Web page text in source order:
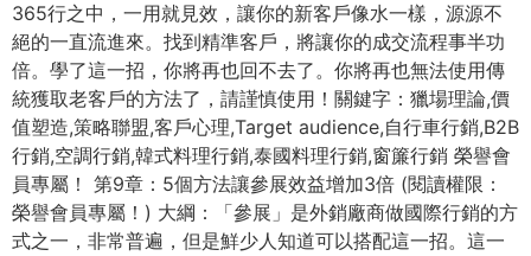
365行之中，一用就見效，讓你的新客戶像水一樣，源源不
絕的一直流進來。找到精準客戶，將讓你的成交流程事半功
倍。學了這一招，你將再也回不去了。你將再也無法使用傳
統獲取老客戶的方法了，請謹慎使用！關鍵字：獵場理論,價
值塑造,策略聯盟,客戶心理,Target audience,自行車行銷,B2B
行銷,空調行銷,韓式料理行銷,泰國料理行銷,窗簾行銷 榮譽會
員專屬！ 第9章：5個方法讓參展效益增加3倍 (閱讀權限：
榮譽會員專屬！) 大綱：「參展」是外銷廠商做國際行銷的方
式之一，非常普遍，但是鮮少人知道可以搭配這一招。這一